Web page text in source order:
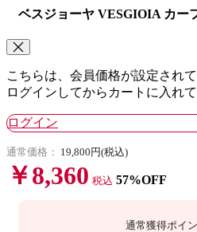
ベスジョーヤ VESGIOIA カー
こちらは、会員価格が設定されて
ログインしてからカートに入れて
ログイン
通常価格： 19,800円(税込)
￥8,360 税込 57%OFF
通常獲得ポイ